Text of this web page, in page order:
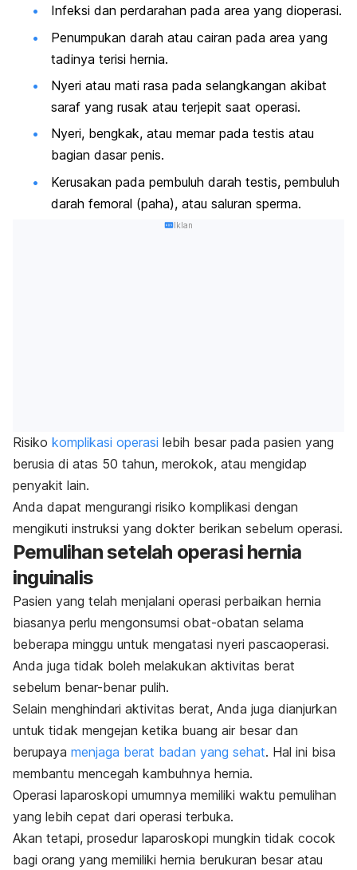
Infeksi dan perdarahan pada area yang dioperasi.
Penumpukan darah atau cairan pada area yang
tadinya terisi hernia.
Nyeri atau mati rasa pada selangkangan akibat
saraf yang rusak atau terjepit saat operasi.
Nyeri, bengkak, atau memar pada testis atau
bagian dasar penis.
Kerusakan pada pembuluh darah testis, pembuluh
darah femoral (paha), atau saluran sperma.
Iklan
Risiko komplikasi operasi lebih besar pada pasien yang
berusia di atas 50 tahun, merokok, atau mengidap
penyakit lain.
Anda dapat mengurangi risiko komplikasi dengan
mengikuti instruksi yang dokter berikan sebelum operasi.
Pemulihan setelah operasi hernia
inguinalis
Pasien yang telah menjalani operasi perbaikan hernia
biasanya perlu mengonsumsi obat-obatan selama
beberapa minggu untuk mengatasi nyeri pascaoperasi.
Anda juga tidak boleh melakukan aktivitas berat
sebelum benar-benar pulih.
Selain menghindari aktivitas berat, Anda juga dianjurkan
untuk tidak mengejan ketika buang air besar dan
berupaya menjaga berat badan yang sehat. Hal ini bisa
membantu mencegah kambuhnya hernia.
Operasi laparoskopi umumnya memiliki waktu pemulihan
yang lebih cepat dari operasi terbuka.
Akan tetapi, prosedur laparoskopi mungkin tidak cocok
bagi orang yang memiliki hernia berukuran besar atau